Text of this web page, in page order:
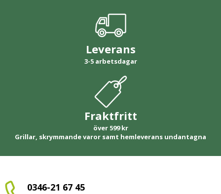
Leverans
3-5 arbetsdagar
Fraktfritt
över 599 kr
Grillar, skrymmande varor samt hemleverans undantagna
0346-21 67 45